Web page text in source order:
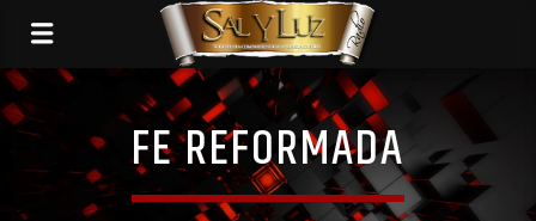
FE REFORMADA